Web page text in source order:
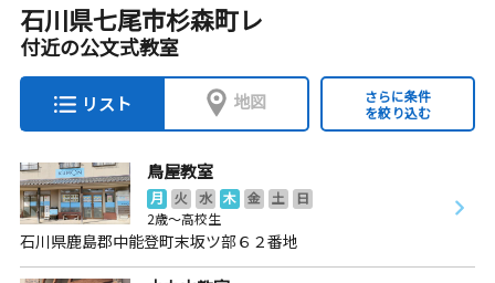
石川県七尾市杉森町レ
付近の公文式教室
リスト 地図
さらに条件
を絞り込む
鳥屋教室
月 火 水 木 金 土
日
2歳～高校生
石川県鹿島郡中能登町末坂ツ部６２番地